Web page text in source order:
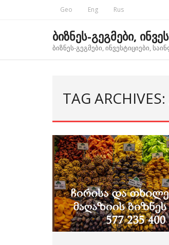
Geo Eng Rus
ბიზნეს-გეგმები,
ბიზნეს-გეგმები, ინვესტიციები,
TAG